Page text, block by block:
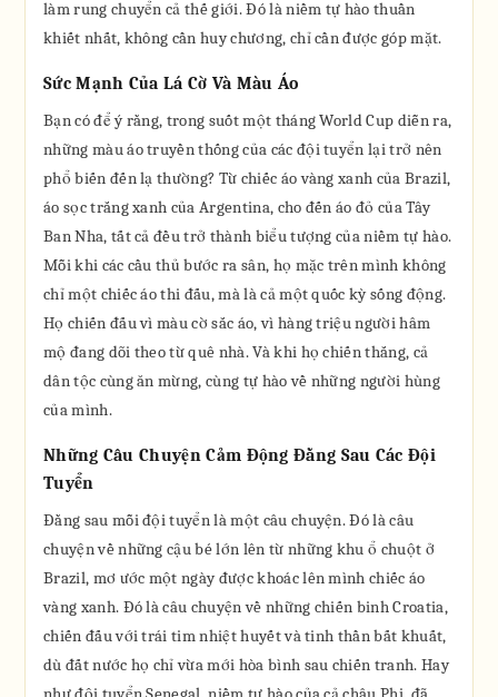
làm rung chuyển cả thế giới. Đó là niềm tự hào thuần
khiết nhất, không cần huy chương, chỉ cần được góp mặt.
Sức Mạnh Của Lá Cờ Và Màu Áo
Bạn có để ý rằng, trong suốt một tháng World Cup diễn ra,
những màu áo truyền thống của các đội tuyển lại trở nên
phổ biến đến lạ thường? Từ chiếc áo vàng xanh của Brazil,
áo sọc trắng xanh của Argentina, cho đến áo đỏ của Tây
Ban Nha, tất cả đều trở thành biểu tượng của niềm tự hào.
Mỗi khi các cầu thủ bước ra sân, họ mặc trên mình không
chỉ một chiếc áo thi đấu, mà là cả một quốc kỳ sống động.
Họ chiến đấu vì màu cờ sắc áo, vì hàng triệu người hâm
mộ đang dõi theo từ quê nhà. Và khi họ chiến thắng, cả
dân tộc cùng ăn mừng, cùng tự hào về những người hùng
của mình.
Những Câu Chuyện Cảm Động Đằng Sau Các Đội
Tuyển
Đằng sau mỗi đội tuyển là một câu chuyện. Đó là câu
chuyện về những cậu bé lớn lên từ những khu ổ chuột ở
Brazil, mơ ước một ngày được khoác lên mình chiếc áo
vàng xanh. Đó là câu chuyện về những chiến binh Croatia,
chiến đấu với trái tim nhiệt huyết và tinh thần bất khuất,
dù đất nước họ chỉ vừa mới hòa bình sau chiến tranh. Hay